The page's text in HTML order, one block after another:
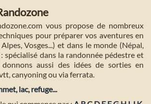
vous propose de nombreux
pour préparer vos aventures en
Vosges...) et dans le monde (Népal,
spécialisé dans la randonnée pédestre et
aussi des idées de sorties en
canyoning ou via ferrata.
lac, refuge...